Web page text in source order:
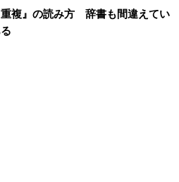
重複』の読み方 辞書も間違えてい